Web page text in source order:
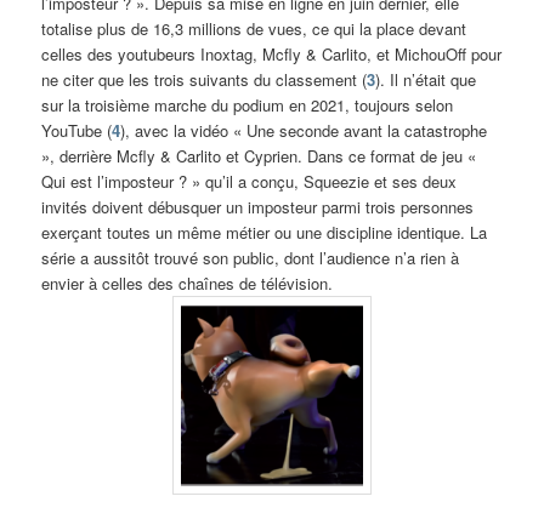
totalise plus de 16,3 millions de vues, ce qui la place devant
celles des youtubeurs Inoxtag, Mcfly & Carlito, et MichouOff pour
ne citer que les trois suivants du classement (3). Il n’était que
sur la troisième marche du podium en 2021, toujours selon
YouTube (4), avec la vidéo « Une seconde avant la catastrophe
», derrière Mcfly & Carlito et Cyprien. Dans ce format de jeu «
Qui est l’imposteur ? » qu’il a conçu, Squeezie et ses deux
invités doivent débusquer un imposteur parmi trois personnes
exerçant toutes un même métier ou une discipline identique. La
série a aussitôt trouvé son public, dont l’audience n’a rien à
envier à celles des chaînes de télévision.